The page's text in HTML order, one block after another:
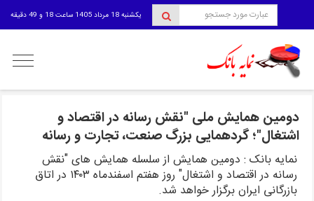
یکشنبه 18 مرداد 1405 ساعت 18 و 49 دقیقه
منوی
دومین همایش ملی "نقش رسانه در اقتصاد و
اشتغال"؛ گردهمایی بزرگ صنعت، تجارت و رسانه
نمایه بانک : دومین همایش از سلسله همایش های "نقش
رسانه در اقتصاد و اشتغال" روز هفتم اسفندماه ۱۴۰۳ در اتاق
بازرگانی ایران برگزار خواهد شد.